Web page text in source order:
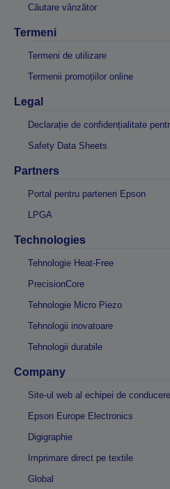
Căutare vânzător
Termeni
Termeni de utilizare
Termenii promoțiilor online
Legal
Declarație de confidențialitate
Safety Data Sheets
Partners
Portal pentru parteneri Epson
LPGA
Technologies
Tehnologie Heat-Free
PrecisionCore
Tehnologie Micro Piezo
Tehnologii inovatoare
Tehnologii durabile
Company
Site-ul web al echipei de conducere
Epson Europe Electronics
Digigraphie
Imprimare direct pe textile
Global